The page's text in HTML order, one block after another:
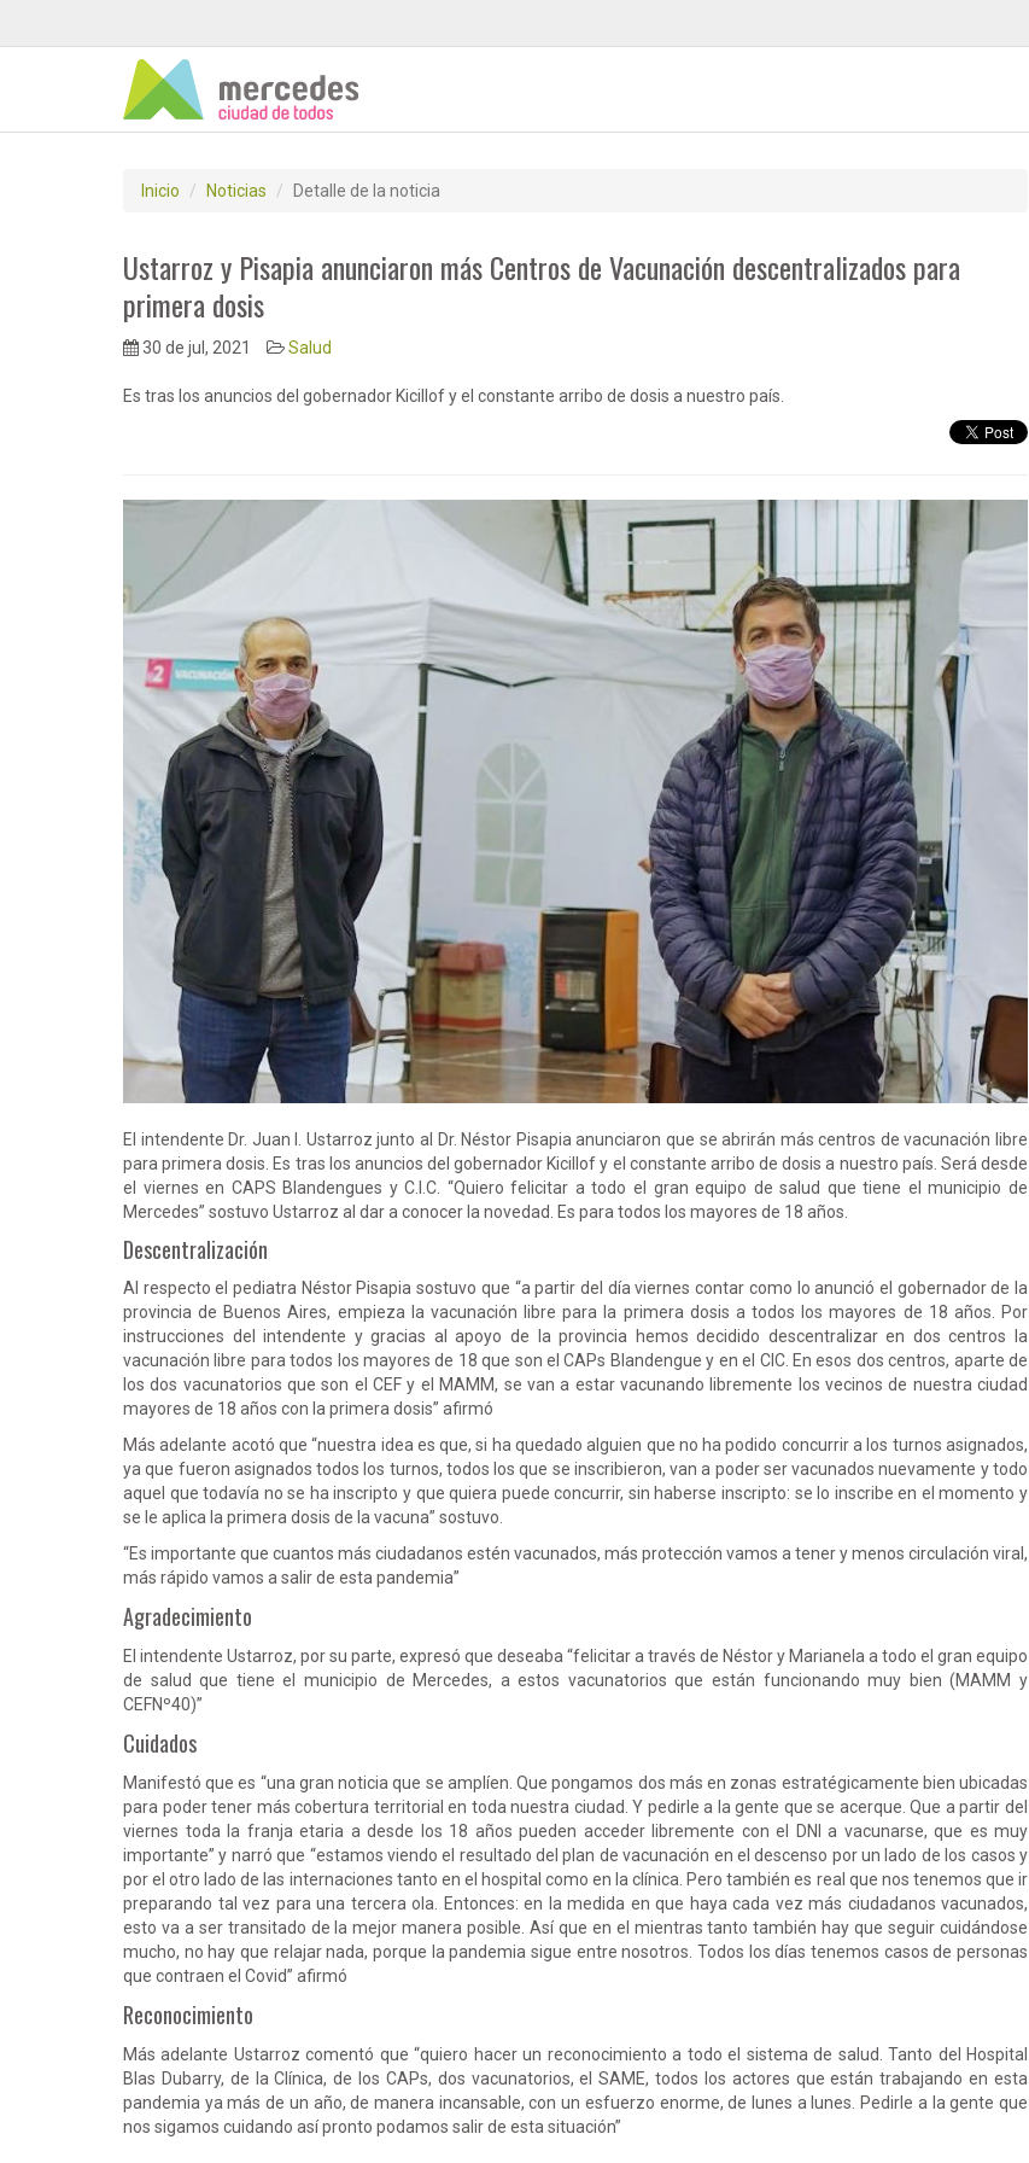
Inicio Noticias Detalle de la noticia
Ustarroz y Pisapia anunciaron más Centros de Vacunación descentralizados para
primera dosis
30 de jul, 2021 Salud
Es tras los anuncios del gobernador Kicillof y el constante arribo de dosis a nuestro país.
El intendente Dr. Juan I. Ustarroz junto al Dr. Néstor Pisapia anunciaron que se abrirán más centros de vacunación libre
para primera dosis. Es tras los anuncios del gobernador Kicillof y el constante arribo de dosis a nuestro país. Será desde
el viernes en CAPS Blandengues y C.I.C. “Quiero felicitar a todo el gran equipo de salud que tiene el municipio de
Mercedes” sostuvo Ustarroz al dar a conocer la novedad. Es para todos los mayores de 18 años.
Descentralización
Al respecto el pediatra Néstor Pisapia sostuvo que “a partir del día viernes contar como lo anunció el gobernador de la
provincia de Buenos Aires, empieza la vacunación libre para la primera dosis a todos los mayores de 18 años. Por
instrucciones del intendente y gracias al apoyo de la provincia hemos decidido descentralizar en dos centros la
vacunación libre para todos los mayores de 18 que son el CAPs Blandengue y en el CIC. En esos dos centros, aparte de
los dos vacunatorios que son el CEF y el MAMM, se van a estar vacunando libremente los vecinos de nuestra ciudad
mayores de 18 años con la primera dosis” afirmó
Más adelante acotó que “nuestra idea es que, si ha quedado alguien que no ha podido concurrir a los turnos asignados,
ya que fueron asignados todos los turnos, todos los que se inscribieron, van a poder ser vacunados nuevamente y todo
aquel que todavía no se ha inscripto y que quiera puede concurrir, sin haberse inscripto: se lo inscribe en el momento y
se le aplica la primera dosis de la vacuna” sostuvo.
“Es importante que cuantos más ciudadanos estén vacunados, más protección vamos a tener y menos circulación viral,
más rápido vamos a salir de esta pandemia”
Agradecimiento
El intendente Ustarroz, por su parte, expresó que deseaba “felicitar a través de Néstor y Marianela a todo el gran equipo
de salud que tiene el municipio de Mercedes, a estos vacunatorios que están funcionando muy bien (MAMM y
CEFNº40)”
Cuidados
Manifestó que es “una gran noticia que se amplíen. Que pongamos dos más en zonas estratégicamente bien ubicadas
para poder tener más cobertura territorial en toda nuestra ciudad. Y pedirle a la gente que se acerque. Que a partir del
viernes toda la franja etaria a desde los 18 años pueden acceder libremente con el DNI a vacunarse, que es muy
importante” y narró que “estamos viendo el resultado del plan de vacunación en el descenso por un lado de los casos y
por el otro lado de las internaciones tanto en el hospital como en la clínica. Pero también es real que nos tenemos que ir
preparando tal vez para una tercera ola. Entonces: en la medida en que haya cada vez más ciudadanos vacunados,
esto va a ser transitado de la mejor manera posible. Así que en el mientras tanto también hay que seguir cuidándose
mucho, no hay que relajar nada, porque la pandemia sigue entre nosotros. Todos los días tenemos casos de personas
que contraen el Covid” afirmó
Reconocimiento
Más adelante Ustarroz comentó que “quiero hacer un reconocimiento a todo el sistema de salud. Tanto del Hospital
Blas Dubarry, de la Clínica, de los CAPs, dos vacunatorios, el SAME, todos los actores que están trabajando en esta
pandemia ya más de un año, de manera incansable, con un esfuerzo enorme, de lunes a lunes. Pedirle a la gente que
nos sigamos cuidando así pronto podamos salir de esta situación”